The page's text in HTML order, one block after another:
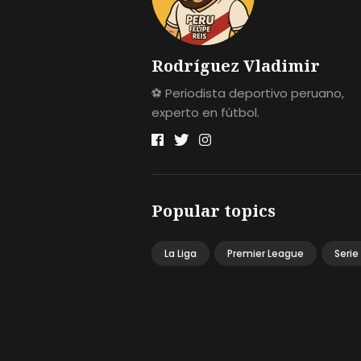
Rodríguez Vladimir
⚽ Periodista deportivo peruano,
experto en fútbol.
Popular topics
La Liga Premier League Serie